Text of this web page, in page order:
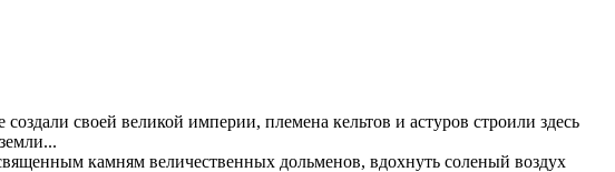
своей великой империи, племена кельтов и астуров строили здесь
камням величественных дольменов, вдохнуть соленый воздух